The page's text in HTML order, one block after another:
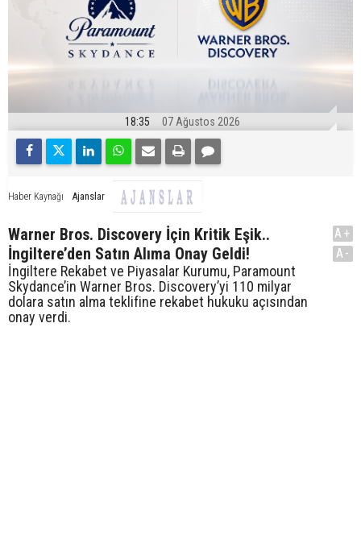
18:35 07 Ağustos 2026
Haber Kaynağı Ajanslar
Warner Bros. Discovery İçin Kritik Eşik..
İngiltere’den Satın Alıma Onay Geldi!
İngiltere Rekabet ve Piyasalar Kurumu, Paramount
Skydance’in Warner Bros. Discovery’yi 110 milyar
dolara satın alma teklifine rekabet hukuku açısından
onay verdi.
A+
A-